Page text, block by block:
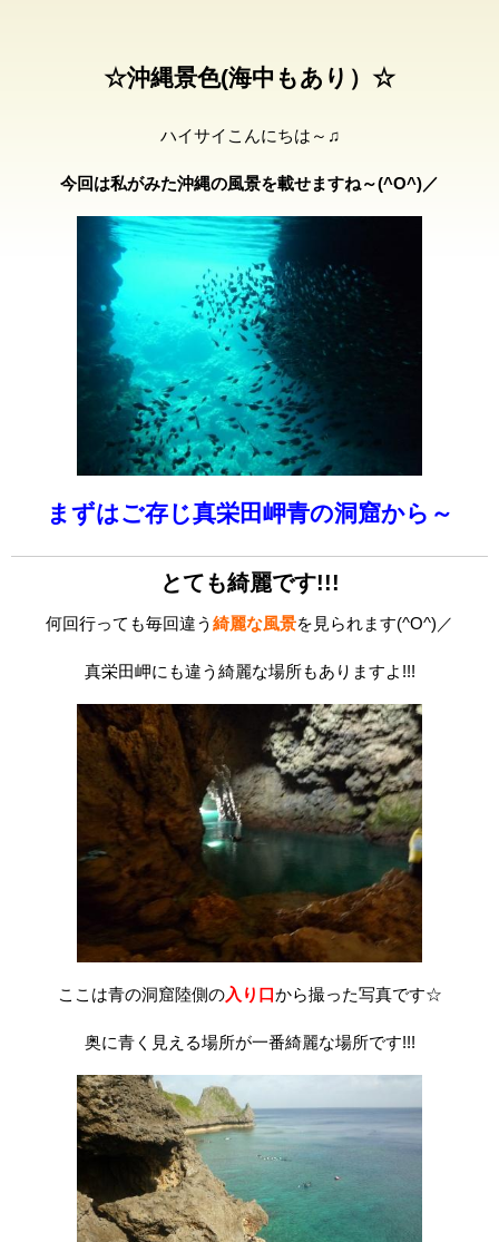
☆沖縄景色(海中もあり）☆
ハイサイこんにちは～♫
今回は私がみた沖縄の風景を載せますね～(^O^)／
まずはご存じ真栄田岬青の洞窟から～
とても綺麗です!!!
何回行っても毎回違う 綺麗な風景を見られます(^O^)／
真栄田岬にも違う綺麗な場所もありますよ!!!
ここは青の洞窟陸側の入り口から撮った写真です☆
奥に青く見える場所が一番綺麗な場所です!!!